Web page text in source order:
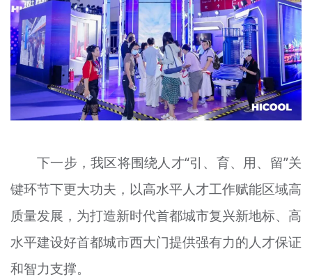
下一步，我区将围绕人才“引、育、用、留”关
键环节下更大功夫，以高水平人才工作赋能区域高
质量发展，为打造新时代首都城市复兴新地标、高
水平建设好首都城市西大门提供强有力的人才保证
和智力支撑。